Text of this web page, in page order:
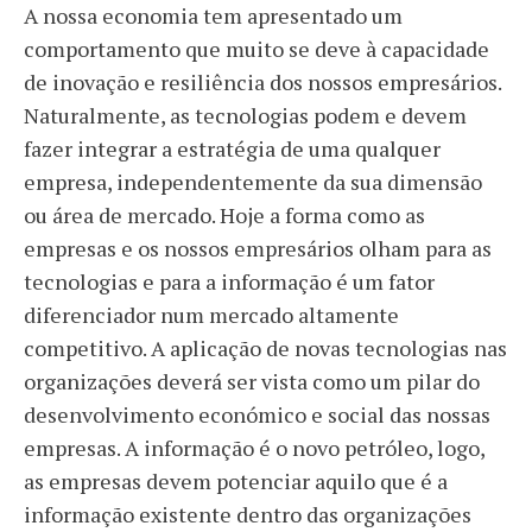
A nossa economia tem apresentado um
comportamento que muito se deve à capacidade
de inovação e resiliência dos nossos empresários.
Naturalmente, as tecnologias podem e devem
fazer integrar a estratégia de uma qualquer
empresa, independentemente da sua dimensão
ou área de mercado. Hoje a forma como as
empresas e os nossos empresários olham para as
tecnologias e para a informação é um fator
diferenciador num mercado altamente
competitivo. A aplicação de novas tecnologias nas
organizações deverá ser vista como um pilar do
desenvolvimento económico e social das nossas
empresas. A informação é o novo petróleo, logo,
as empresas devem potenciar aquilo que é a
informação existente dentro das organizações